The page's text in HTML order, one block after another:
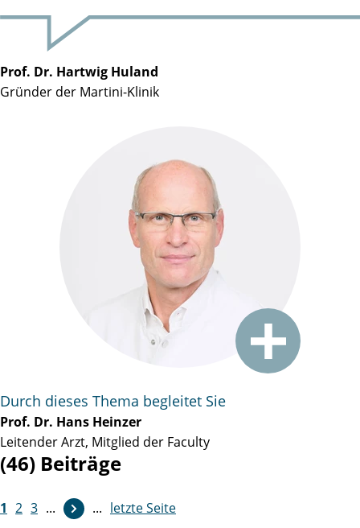
Prof. Dr. Hartwig Huland
Gründer der Martini-Klinik
Durch dieses Thema begleitet Sie
Prof. Dr. Hans Heinzer
Leitender Arzt, Mitglied der Faculty
(46) Beiträge
1 2 3 ... ... letzte Seite